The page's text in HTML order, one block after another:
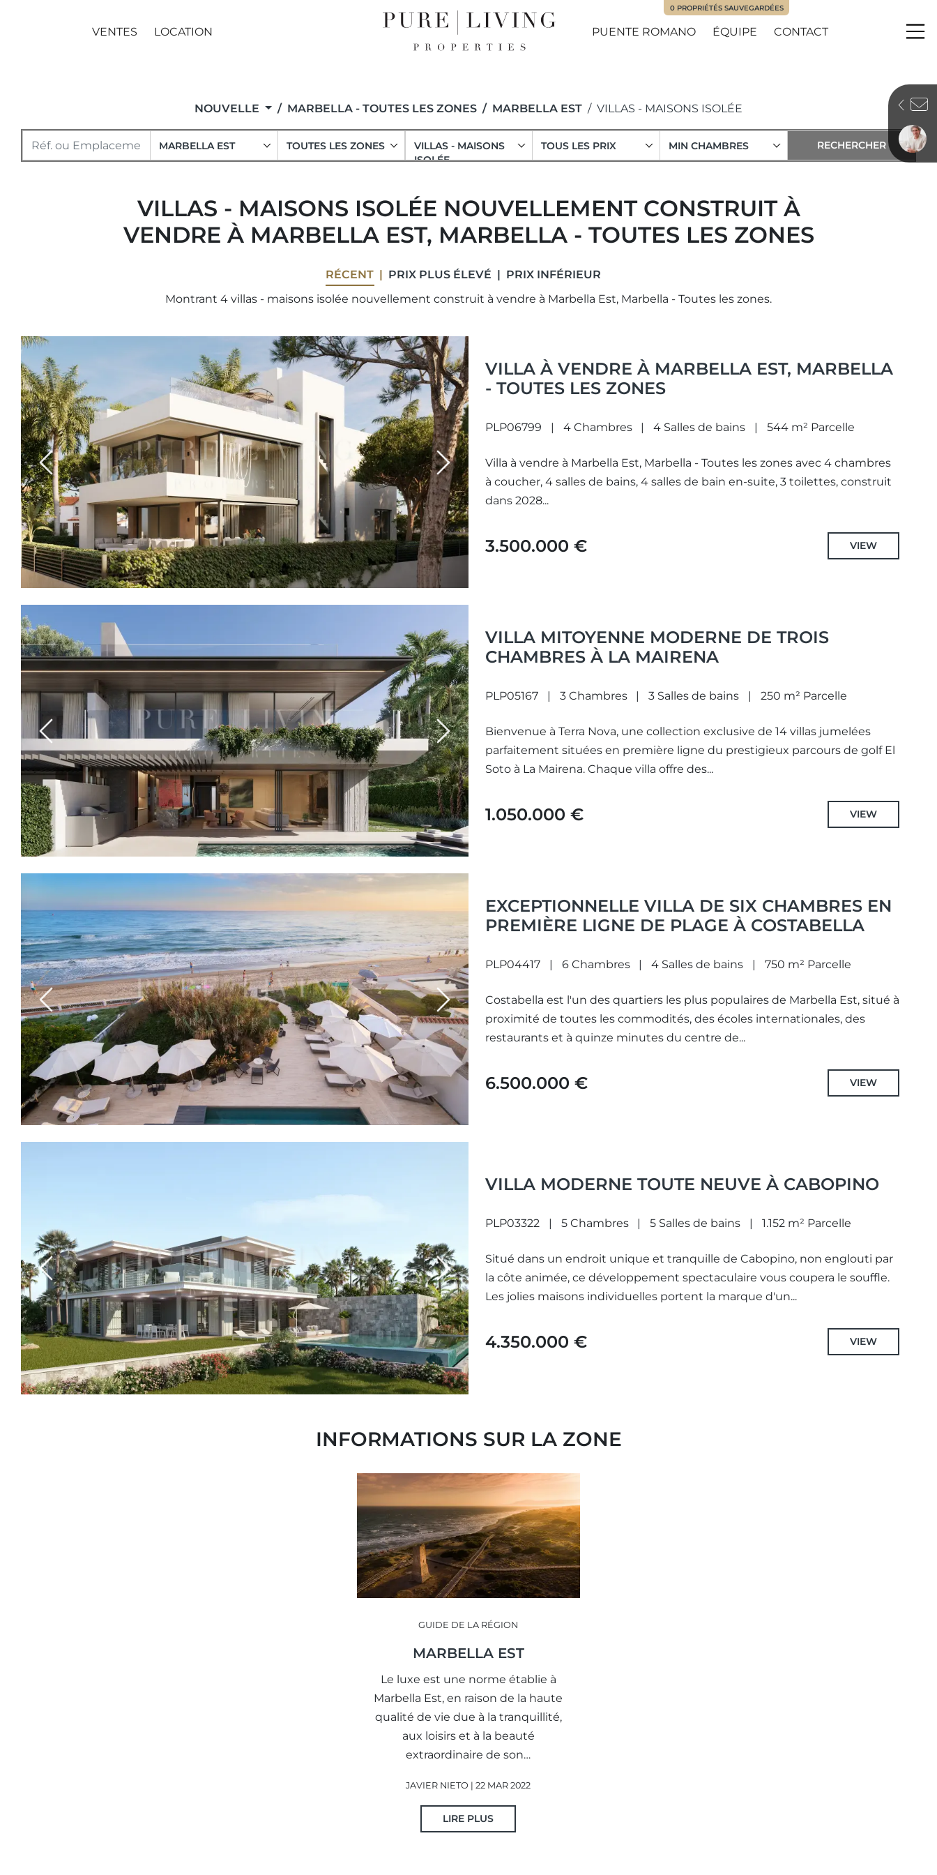
VENTES LOCATION PUENTE ROMANO ÉQUIPE CONTACT
0 PROPRIÉTÉS SAUVEGARDÉES
NOUVELLE MARBELLA - TOUTES LES ZONES MARBELLA EST VILLAS - MAISONS ISOLÉE
MARBELLA EST TOUTES LES ZONES
VILLAS - MAISONS
ISOLÉE
TOUS LES PRIX MIN CHAMBRES
VILLAS - MAISONS ISOLÉE NOUVELLEMENT CONSTRUIT À
VENDRE À MARBELLA EST, MARBELLA - TOUTES LES ZONES
RÉCENT PRIX ​​PLUS ÉLEVÉ
PRIX ​​INFÉRIEUR
Montrant 4 villas - maisons isolée nouvellement construit à vendre à Marbella Est, Marbella - Toutes les zones.
Previous Next
VILLA À VENDRE À MARBELLA EST, MARBELLA
- TOUTES LES ZONES
PLP06799 4 Chambres 4 Salles de bains 544 m² Parcelle
Villa à vendre à Marbella Est, Marbella - Toutes les zones avec 4 chambres
à coucher, 4 salles de bains, 4 salles de bain en-suite, 3 toilettes, construit
dans 2028...
3.500.000 € VIEW
Previous Next
VILLA MITOYENNE MODERNE DE TROIS
CHAMBRES À LA MAIRENA
PLP05167 3 Chambres 3 Salles de bains 250 m² Parcelle
Bienvenue à Terra Nova, une collection exclusive de 14 villas jumelées
parfaitement situées en première ligne du prestigieux parcours de golf El
Soto à La Mairena. Chaque villa offre des...
1.050.000 € VIEW
Previous Next
EXCEPTIONNELLE VILLA DE SIX CHAMBRES EN
PREMIÈRE LIGNE DE PLAGE À COSTABELLA
PLP04417 6 Chambres 4 Salles de bains 750 m² Parcelle
Costabella est l'un des quartiers les plus populaires de Marbella Est, situé à
proximité de toutes les commodités, des écoles internationales, des
restaurants et à quinze minutes du centre de...
6.500.000 € VIEW
Previous Next
VILLA MODERNE TOUTE NEUVE À CABOPINO
PLP03322 5 Chambres 5 Salles de bains 1.152 m² Parcelle
Situé dans un endroit unique et tranquille de Cabopino, non englouti par
la côte animée, ce développement spectaculaire vous coupera le souffle.
Les jolies maisons individuelles portent la marque d'un...
4.350.000 € VIEW
INFORMATIONS SUR LA ZONE
GUIDE DE LA RÉGION
MARBELLA EST
Le luxe est une norme établie à
Marbella Est, en raison de la haute
qualité de vie due à la tranquillité,
aux loisirs et à la beauté
extraordinaire de son…
JAVIER NIETO | 22 MAR 2022
LIRE PLUS